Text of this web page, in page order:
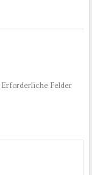
Erforderliche Felder